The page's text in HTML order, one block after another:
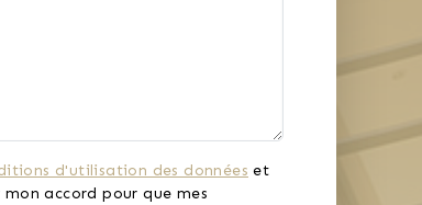
d'utilisation des données et
accord pour que mes